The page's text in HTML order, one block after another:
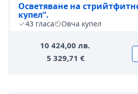
Осветяване на
купел“.
43 гласа Овча купел
10 424,00 лв.
5 329,71 €